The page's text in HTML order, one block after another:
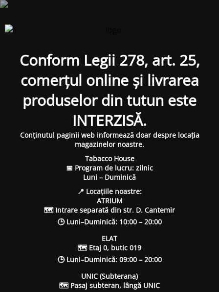
Conform Legii 278, art. 25,
comerțul online și livrarea
produselor din tutun este
INTERZISĂ.
Conținutul paginii web informează doar despre locația
magazinelor noastre.
Tabacco House
📅 Program de lucru: zilnic
Luni – Duminică
📍 Locațiile noastre:
ATRIUM
🗺 Intrare separată din str. D. Cantemir
🕒 Luni–Duminică: 10:00 – 20:00
ELAT
🗺 Etaj 0, butic 019
🕒 Luni–Duminică: 09:00 – 20:00
UNIC (Subterana)
🗺 Pasaj subteran, lângă UNIC